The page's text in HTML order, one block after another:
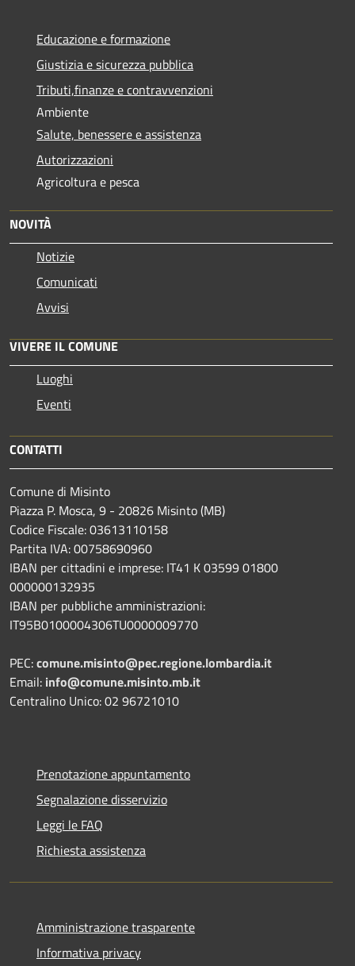
Educazione e formazione
Giustizia e sicurezza pubblica
Tributi,finanze e contravvenzioni
Ambiente
Salute, benessere e assistenza
Autorizzazioni
Agricoltura e pesca
NOVITÀ
Notizie
Comunicati
Avvisi
VIVERE IL COMUNE
Luoghi
Eventi
CONTATTI
Comune di Misinto
Piazza P. Mosca, 9 - 20826 Misinto (MB)
Codice Fiscale: 03613110158
Partita IVA: 00758690960
IBAN per cittadini e imprese: IT41 K 03599 01800
000000132935
IBAN per pubbliche amministrazioni:
IT95B0100004306TU0000009770
PEC:comune.misinto@pec.regione.lombardia.it
Email: info@comune.misinto.mb.it
Centralino Unico: 02 96721010
Prenotazione appuntamento
Segnalazione disservizio
Leggi le FAQ
Richiesta assistenza
Amministrazione trasparente
Informativa privacy